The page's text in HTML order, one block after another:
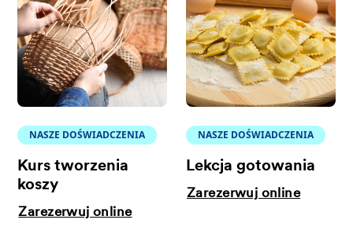
NASZE DOŚWIADCZENIA
Kurs tworzenia
koszy
Zarezerwuj online
NASZE DOŚWIADCZENIA
Lekcja gotowania
Zarezerwuj online